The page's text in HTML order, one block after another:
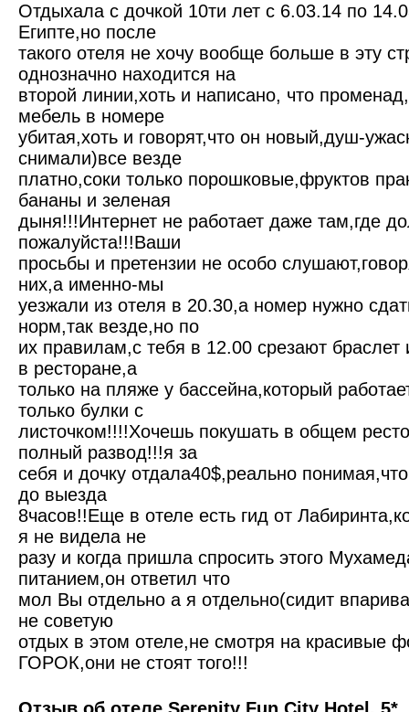
Отдыхала с дочкой 10ти лет с 6.03.14 по
Египте,но после
такого отеля не хочу вообще больше в эту
однозначно находится на
второй линии,хоть и написано, что
мебель в номере
убитая,хоть и говорят,что он новый,душ-
снимали)все везде
платно,соки только порошковые,фруктов
бананы и зеленая
дыня!!!Интернет не работает даже там,где
пожалуйста!!!Ваши
просьбы и претензии не особо
них,а именно-мы
уезжали из отеля в 20.30,а номер нужно
норм,так везде,но по
их правилам,с тебя в 12.00 срезают
в ресторане,а
только на пляже у бассейна,который
только булки с
листочком!!!!Хочешь покушать в общем
полный развод!!!я за
себя и дочку отдала40$,реально
до выезда
8часов!!Еще в отеле есть гид от
я не видела не
разу и когда пришла спросить этого
питанием,он ответил что
мол Вы отдельно а я отдельно(сидит
не советую
отдых в этом отеле,не смотря на красивые
ГОРОК,они не стоят того!!!